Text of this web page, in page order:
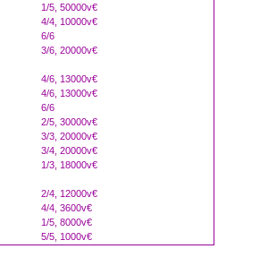
1/5, 50000v€
4/4, 10000v€
6/6
3/6, 20000v€
4/6, 13000v€
4/6, 13000v€
6/6
2/5, 30000v€
3/3, 20000v€
3/4, 20000v€
1/3, 18000v€
2/4, 12000v€
4/4, 3600v€
1/5, 8000v€
5/5, 1000v€